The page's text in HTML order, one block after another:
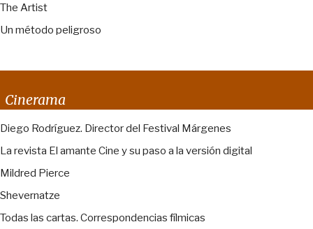
The Artist
Un método peligroso
Cinerama
Diego Rodríguez. Director del Festival Márgenes
La revista El amante Cine y su paso a la versión digital
Mildred Pierce
Shevernatze
Todas las cartas. Correspondencias fílmicas